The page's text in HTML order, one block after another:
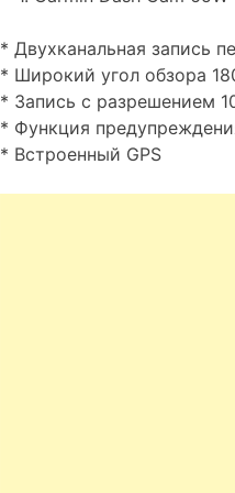
* Двухканальная запись
* Широкий угол обзора
* Запись с разрешением
* Функция
* Встроенный GPS